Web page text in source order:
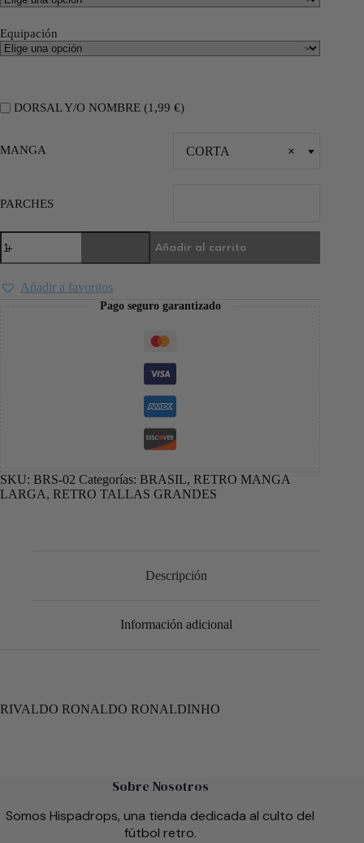
Equipación
DORSAL Y/O NOMBRE (1,99 €)
MANGA ×
CORTA
PARCHES
Añadir al carrito
Añadir a favoritos
Pago seguro garantizado
SKU: BRS-02 Categorías: BRASIL, RETRO MANGA
LARGA, RETRO TALLAS GRANDES
Descripción
Información adicional
RIVALDO RONALDO RONALDINHO
Sobre Nosotros
Somos Hispadrops, una tienda dedicada al culto del
fútbol retro.